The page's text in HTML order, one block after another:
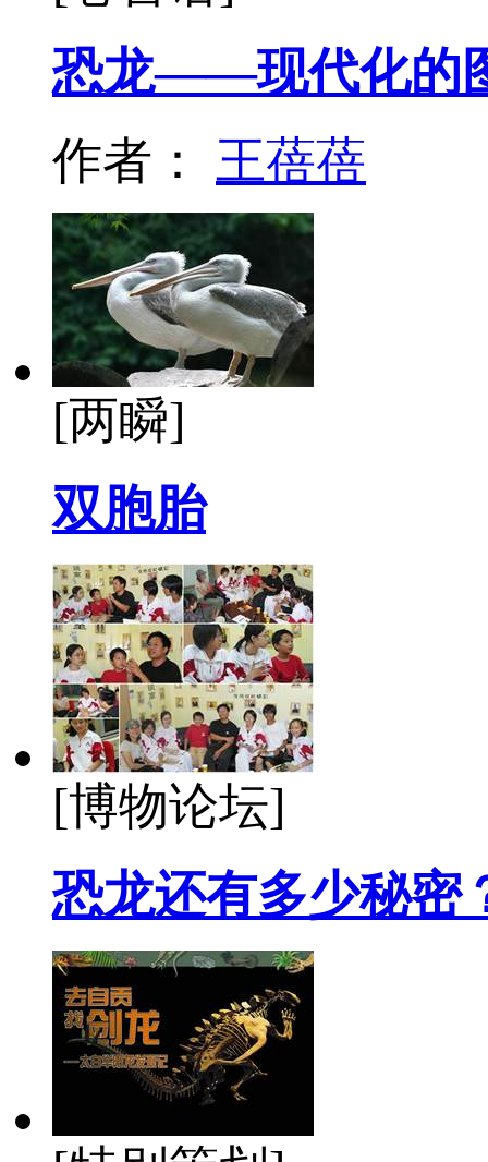
恐龙——现代化的
作者： 王蓓蓓
[两瞬]
双胞胎
[博物论坛]
恐龙还有多少秘密